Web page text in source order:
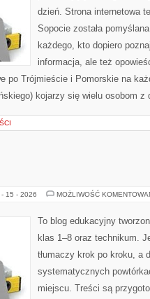
dzień. Strona internetowa
Sopocie została
każdego, kto dopiero
informacja, ale też
po Trójmieście i Pomorskie na
kojarzy się wielu osobom
- 15 - 2026 MOŻLIWOŚĆ
To blog edukacyjny
klas 1–8 oraz technikum.
tłumaczy krok po kroku, a
systematycznych
miejscu. Treści są